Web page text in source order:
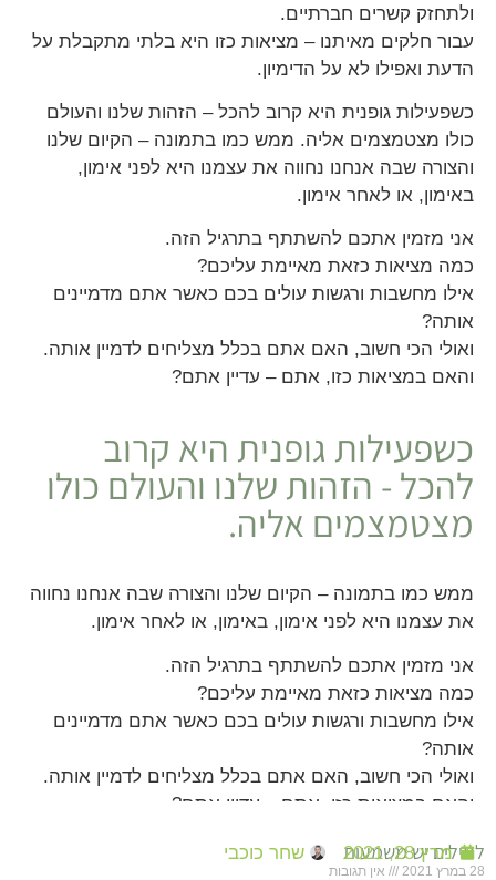
ולתחזק קשרים חברתיים.
עבור חלקים מאיתנו – מציאות כזו היא בלתי מתקבלת על
הדעת ואפילו לא על הדימיון.
כשפעילות גופנית היא קרוב להכל – הזהות שלנו והעולם
כולו מצטמצמים אליה. ממש כמו בתמונה – הקיום שלנו
והצורה שבה אנחנו נחווה את עצמנו היא לפני אימון,
באימון, או לאחר אימון.
אני מזמין אתכם להשתתף בתרגיל הזה.
כמה מציאות כזאת מאיימת עליכם?
אילו מחשבות ורגשות עולים בכם כאשר אתם מדמיינים
אותה?
ואולי הכי חשוב, האם אתם בכלל מצליחים לדמיין אותה.
והאם במציאות כזו, אתם – עדיין אתם?
כשפעילות גופנית היא קרוב
להכל - הזהות שלנו והעולם כולו
מצטמצמים אליה.
ממש כמו בתמונה – הקיום שלנו והצורה שבה אנחנו נחווה
את עצמנו היא לפני אימון, באימון, או לאחר אימון.
אני מזמין אתכם להשתתף בתרגיל הזה.
כמה מציאות כזאת מאיימת עליכם?
אילו מחשבות ורגשות עולים בכם כאשר אתם מדמיינים
אותה?
ואולי הכי חשוב, האם אתם בכלל מצליחים לדמיין אותה.
והאם במציאות כזו, אתם – עדיין אתם?
למילים יש משמעות
28 במרץ 2021 אין תגובות
מרץ 28, 2021 שחר כוכבי